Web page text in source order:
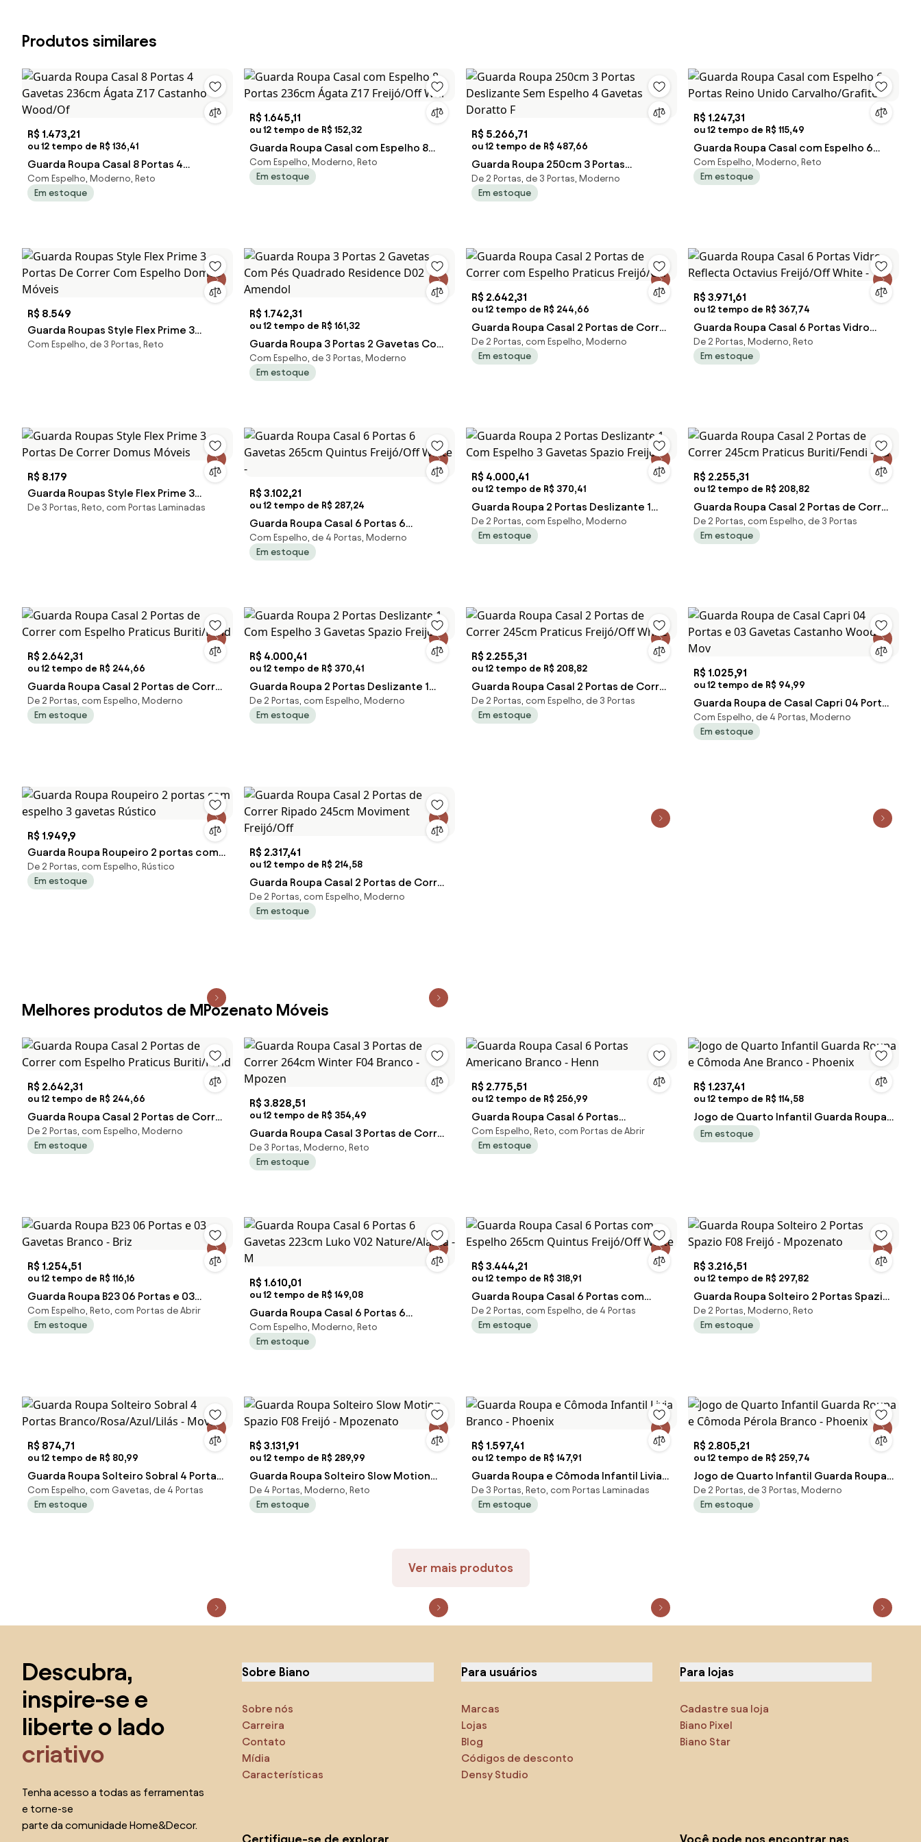
Produtos similares
R$ 1.473,21
ou 12 tempo de R$ 136,41
Guarda Roupa Casal 8 Portas 4
Gavetas 236cm Ágata Z17 Castanho
Wood/Of
Com Espelho, Moderno, Reto
Em estoque
R$ 1.645,11
ou 12 tempo de R$ 152,32
Guarda Roupa Casal com Espelho 8
Portas 236cm Ágata Z17 Freijó/Off Whi
Com Espelho, Moderno, Reto
Em estoque
R$ 5.266,71
ou 12 tempo de R$ 487,66
Guarda Roupa 250cm 3 Portas
Deslizante Sem Espelho 4 Gavetas
Doratto F
De 2 Portas, de 3 Portas, Moderno
Em estoque
R$ 1.247,31
ou 12 tempo de R$ 115,49
Guarda Roupa Casal com Espelho 6
Portas Reino Unido Carvalho/Grafite -
Com Espelho, Moderno, Reto
Em estoque
R$ 8.549
Guarda Roupas Style Flex Prime 3
Portas De Correr Com Espelho Domus
Com Espelho, de 3 Portas, Reto
R$ 1.742,31
ou 12 tempo de R$ 161,32
Guarda Roupa 3 Portas 2 Gavetas Com
Pés Quadrado Residence D02 Amendol
Com Espelho, de 3 Portas, Moderno
Em estoque
R$ 2.642,31
ou 12 tempo de R$ 244,66
Guarda Roupa Casal 2 Portas de Correr
com Espelho Praticus Freijó/Off
De 2 Portas, com Espelho, Moderno
Em estoque
R$ 3.971,61
ou 12 tempo de R$ 367,74
Guarda Roupa Casal 6 Portas Vidro
Reflecta Octavius Freijó/Off White -
De 2 Portas, Moderno, Reto
Em estoque
R$ 8.179
Guarda Roupas Style Flex Prime 3
Portas De Correr Domus Móveis
De 3 Portas, Reto, com Portas Laminadas
R$ 3.102,21
ou 12 tempo de R$ 287,24
Guarda Roupa Casal 6 Portas 6
Gavetas 265cm Quintus Freijó/Off
White -
Com Espelho, de 4 Portas, Moderno
Em estoque
R$ 4.000,41
ou 12 tempo de R$ 370,41
Guarda Roupa 2 Portas Deslizante 1
Com Espelho 3 Gavetas Spazio Freijó
De 2 Portas, com Espelho, Moderno
Em estoque
R$ 2.255,31
ou 12 tempo de R$ 208,82
Guarda Roupa Casal 2 Portas de Correr
245cm Praticus Buriti/Fendi - Ca
De 2 Portas, com Espelho, de 3 Portas
Em estoque
R$ 2.642,31
ou 12 tempo de R$ 244,66
Guarda Roupa Casal 2 Portas de Correr
com Espelho Praticus Buriti/Fend
De 2 Portas, com Espelho, Moderno
Em estoque
R$ 4.000,41
ou 12 tempo de R$ 370,41
Guarda Roupa 2 Portas Deslizante 1
Com Espelho 3 Gavetas Spazio Freijó
De 2 Portas, com Espelho, Moderno
Em estoque
R$ 2.255,31
ou 12 tempo de R$ 208,82
Guarda Roupa Casal 2 Portas de Correr
245cm Praticus Freijó/Off White
De 2 Portas, com Espelho, de 3 Portas
Em estoque
R$ 1.025,91
ou 12 tempo de R$ 94,99
Guarda Roupa de Casal Capri 04 Portas
e 03 Gavetas Castanho Wood - Mov
Com Espelho, de 4 Portas, Moderno
Em estoque
R$ 1.949,9
Guarda Roupa Roupeiro 2 portas com
espelho 3 gavetas Rústico
De 2 Portas, com Espelho, Rústico
Em estoque
R$ 2.317,41
ou 12 tempo de R$ 214,58
Guarda Roupa Casal 2 Portas de Correr
Ripado 245cm Moviment Freijó/Off
De 2 Portas, com Espelho, Moderno
Em estoque
Melhores produtos de MPozenato Móveis
R$ 2.642,31
ou 12 tempo de R$ 244,66
Guarda Roupa Casal 2 Portas de Correr
com Espelho Praticus Buriti/Fend
De 2 Portas, com Espelho, Moderno
Em estoque
R$ 3.828,51
ou 12 tempo de R$ 354,49
Guarda Roupa Casal 3 Portas de Correr
264cm Winter F04 Branco - Mpozen
De 3 Portas, Moderno, Reto
Em estoque
R$ 2.775,51
ou 12 tempo de R$ 256,99
Guarda Roupa Casal 6 Portas
Americano Branco - Henn
Com Espelho, Reto, com Portas de Abrir
Em estoque
R$ 1.237,41
ou 12 tempo de R$ 114,58
Jogo de Quarto Infantil Guarda Roupa
e Cômoda Ane Branco - Phoenix
Em estoque
R$ 1.254,51
ou 12 tempo de R$ 116,16
Guarda Roupa B23 06 Portas e 03
Gavetas Branco - Briz
Com Espelho, Reto, com Portas de Abrir
Em estoque
R$ 1.610,01
ou 12 tempo de R$ 149,08
Guarda Roupa Casal 6 Portas 6
Gavetas 223cm Luko V02
Nature/Alasca - M
Com Espelho, Moderno, Reto
Em estoque
R$ 3.444,21
ou 12 tempo de R$ 318,91
Guarda Roupa Casal 6 Portas com
Espelho 265cm Quintus Freijó/Off
White
De 2 Portas, com Espelho, de 4 Portas
Em estoque
R$ 3.216,51
ou 12 tempo de R$ 297,82
Guarda Roupa Solteiro 2 Portas Spazio
F08 Freijó - Mpozenato
De 2 Portas, Moderno, Reto
Em estoque
R$ 874,71
ou 12 tempo de R$ 80,99
Guarda Roupa Solteiro Sobral 4 Portas
Branco/Rosa/Azul/Lilás - Moval
Com Espelho, com Gavetas, de 4 Portas
Em estoque
R$ 3.131,91
ou 12 tempo de R$ 289,99
Guarda Roupa Solteiro Slow Motion
Spazio F08 Freijó - Mpozenato
De 4 Portas, Moderno, Reto
Em estoque
R$ 1.597,41
ou 12 tempo de R$ 147,91
Guarda Roupa e Cômoda Infantil Livia
Branco - Phoenix
De 3 Portas, Reto, com Portas Laminadas
Em estoque
R$ 2.805,21
ou 12 tempo de R$ 259,74
Jogo de Quarto Infantil Guarda Roupa
e Cômoda Pérola Branco - Phoenix
De 2 Portas, de 3 Portas, Moderno
Em estoque
Ver mais produtos
Descubra,
inspire-se e
liberte o lado
criativo
Tenha acesso a todas as ferramentas
e torne-se
parte da comunidade Home&Decor.
Sobre Biano
Sobre nós
Carreira
Contato
Mídia
Características
Para usuários
Marcas
Lojas
Blog
Códigos de desconto
Densy Studio
Para lojas
Cadastre sua loja
Biano Pixel
Biano Star
Certifique-se de explorar Você pode nos encontrar nas